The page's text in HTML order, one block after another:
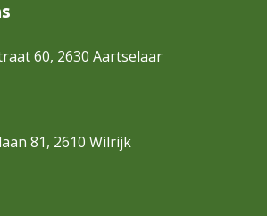
60, 2630 Aartselaar
81, 2610 Wilrijk